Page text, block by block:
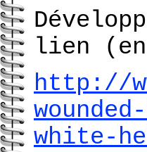
lien
http://
white-